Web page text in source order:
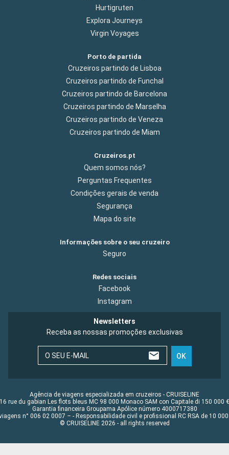
Hurtigruten
Explora Journeys
Virgin Voyages
Porto de partida
Cruzeiros partindo de Lisboa
Cruzeiros partindo de Funchal
Cruzeiros partindo de Barcelona
Cruzeiros partindo de Marselha
Cruzeiros partindo de Veneza
Cruzeiros partindo de Miam
Cruzeiros.pt
Quem somos nós?
Perguntas Frequentes
Condições gerais de venda
Segurança
Mapa do site
Informações sobre o seu cruzeiro
Seguro
Redes sociais
Facebook
Instagram
Newsletters
Receba as nossas promoções exclusivas
O SEU E-MAIL OK
Agência de viagens especializada em cruzeiros - CRUISELINE
16 rue du gabian Les flots bleus MC 98 000 Monaco SAM con Capitale di 150 000 €
Garantia financeira Groupama Apólice número 4000717380
n° 006 02 0007 – - Responsabilidade civil e profissional RC RSA de 10 000
© CRUISELINE 2026 - all rights reserved